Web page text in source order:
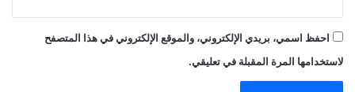
احفظ اسمي، بريدي الإلكتروني، والموقع الإلكتروني في هذا المتصفح
لاستخدامها المرة المقبلة في تعليقي.